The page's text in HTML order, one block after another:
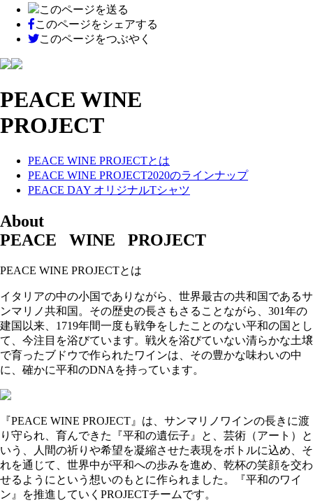
このページを送る
このページをシェアする
このページをつぶやく
PEACE WINE
PROJECT
PEACE WINE PROJECTとは
PEACE WINE PROJECT2020のラインナップ
PEACE DAY オリジナルTシャツ
About
PEACE WINE PROJECT
PEACE WINE PROJECTとは
イタリアの中の小国でありながら、世界最古の共和国であるサ
ンマリノ共和国。その歴史の長さもさることながら、301年の
建国以来、1719年間一度も戦争をしたことのない平和の国とし
て、今注目を浴びています。戦火を浴びていない清らかな土壌
で育ったブドウで作られたワインは、その豊かな味わいの中
に、確かに平和のDNAを持っています。
『PEACE WINE PROJECT』は、サンマリノワインの長きに渡
り守られ、育んできた『平和の遺伝子』と、芸術（アート）と
いう、人間の祈りや希望を凝縮させた表現をボトルに込め、そ
れを通じて、世界中が平和への歩みを進め、乾杯の笑顔を交わ
せるようにという想いのもとに作られました。『平和のワイ
ン』を推進していくPROJECTチームです。